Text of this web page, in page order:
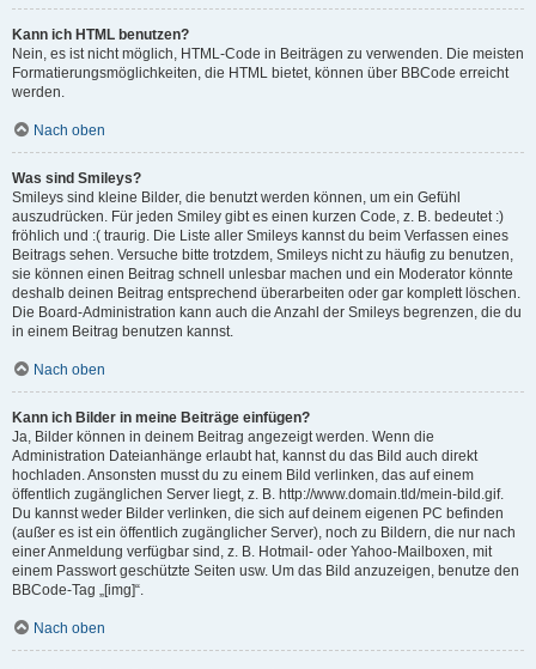
Kann ich HTML benutzen?
Nein, es ist nicht möglich, HTML-Code in Beiträgen zu verwenden. Die meisten
Formatierungsmöglichkeiten, die HTML bietet, können über BBCode erreicht
werden.
Nach oben
Was sind Smileys?
Smileys sind kleine Bilder, die benutzt werden können, um ein Gefühl
auszudrücken. Für jeden Smiley gibt es einen kurzen Code, z. B. bedeutet :)
fröhlich und :( traurig. Die Liste aller Smileys kannst du beim Verfassen eines
Beitrags sehen. Versuche bitte trotzdem, Smileys nicht zu häufig zu benutzen,
sie können einen Beitrag schnell unlesbar machen und ein Moderator könnte
deshalb deinen Beitrag entsprechend überarbeiten oder gar komplett löschen.
Die Board-Administration kann auch die Anzahl der Smileys begrenzen, die du
in einem Beitrag benutzen kannst.
Nach oben
Kann ich Bilder in meine Beiträge einfügen?
Ja, Bilder können in deinem Beitrag angezeigt werden. Wenn die
Administration Dateianhänge erlaubt hat, kannst du das Bild auch direkt
hochladen. Ansonsten musst du zu einem Bild verlinken, das auf einem
öffentlich zugänglichen Server liegt, z. B. http://www.domain.tld/mein-bild.gif.
Du kannst weder Bilder verlinken, die sich auf deinem eigenen PC befinden
(außer es ist ein öffentlich zugänglicher Server), noch zu Bildern, die nur nach
einer Anmeldung verfügbar sind, z. B. Hotmail- oder Yahoo-Mailboxen, mit
einem Passwort geschützte Seiten usw. Um das Bild anzuzeigen, benutze den
BBCode-Tag „[img]“.
Nach oben